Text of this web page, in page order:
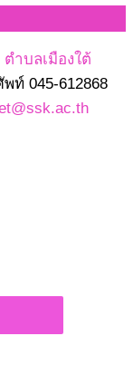
ำบลเมืองใต้
พท์ 045-612868